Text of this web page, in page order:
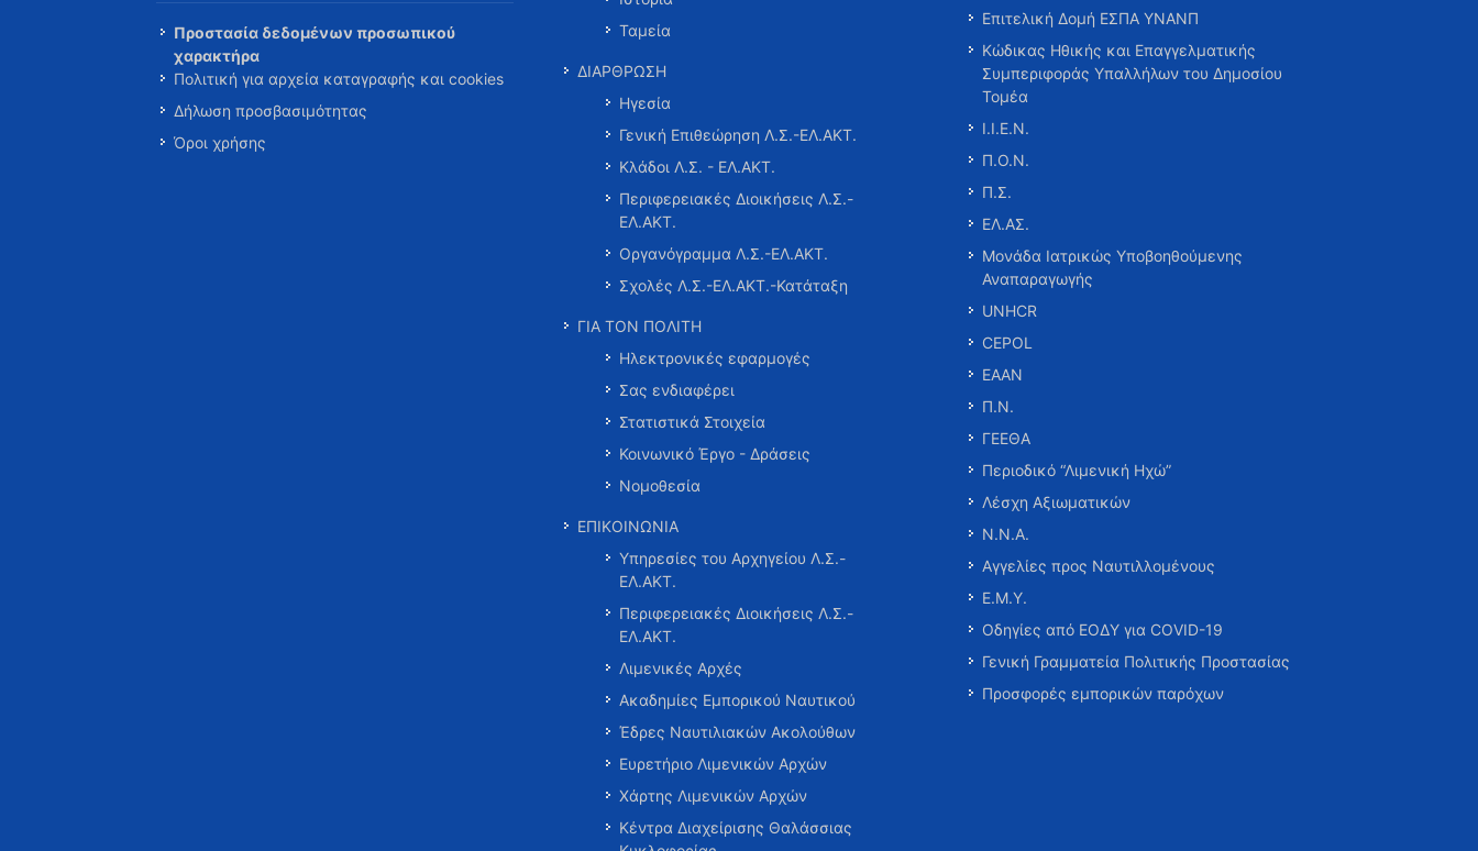
Προστασία δεδομένων προσωπικού
χαρακτήρα
Πολιτική για αρχεία καταγραφής και cookies
Δήλωση προσβασιμότητας
Όροι χρήσης
Ταμεία
ΔΙΑΡΘΡΩΣΗ
Ηγεσία
Γενική Επιθεώρηση Λ.Σ.-ΕΛ.ΑΚΤ.
Κλάδοι Λ.Σ. - ΕΛ.ΑΚΤ.
Περιφερειακές Διοικήσεις Λ.Σ.-
ΕΛ.ΑΚΤ.
Οργανόγραμμα Λ.Σ.-ΕΛ.ΑΚΤ.
Σχολές Λ.Σ.-ΕΛ.ΑΚΤ.-Κατάταξη
ΓΙΑ ΤΟΝ ΠΟΛΙΤΗ
Ηλεκτρονικές εφαρμογές
Σας ενδιαφέρει
Στατιστικά Στοιχεία
Κοινωνικό Έργο - Δράσεις
Νομοθεσία
ΕΠΙΚΟΙΝΩΝΙΑ
Υπηρεσίες του Αρχηγείου Λ.Σ.-
ΕΛ.ΑΚΤ.
Περιφερειακές Διοικήσεις Λ.Σ.-
ΕΛ.ΑΚΤ.
Λιμενικές Αρχές
Ακαδημίες Εμπορικού Ναυτικού
Έδρες Ναυτιλιακών Ακολούθων
Ευρετήριο Λιμενικών Αρχών
Χάρτης Λιμενικών Αρχών
Κέντρα Διαχείρισης Θαλάσσιας
Επιτελική Δομή ΕΣΠΑ ΥΝΑΝΠ
Κώδικας Ηθικής και Επαγγελματικής
Συμπεριφοράς Υπαλλήλων του Δημοσίου
Τομέα
Ι.Ι.Ε.Ν.
Π.Ο.Ν.
Π.Σ.
ΕΛ.ΑΣ.
Μονάδα Ιατρικώς Υποβοηθούμενης
Αναπαραγωγής
UNHCR
CEPOL
ΕΑΑΝ
Π.Ν.
ΓΕΕΘΑ
Περιοδικό “Λιμενική Ηχώ”
Λέσχη Αξιωματικών
Ν.Ν.Α.
Αγγελίες προς Ναυτιλλομένους
Ε.Μ.Υ.
Οδηγίες από ΕΟΔΥ για COVID-19
Γενική Γραμματεία Πολιτικής Προστασίας
Προσφορές εμπορικών παρόχων